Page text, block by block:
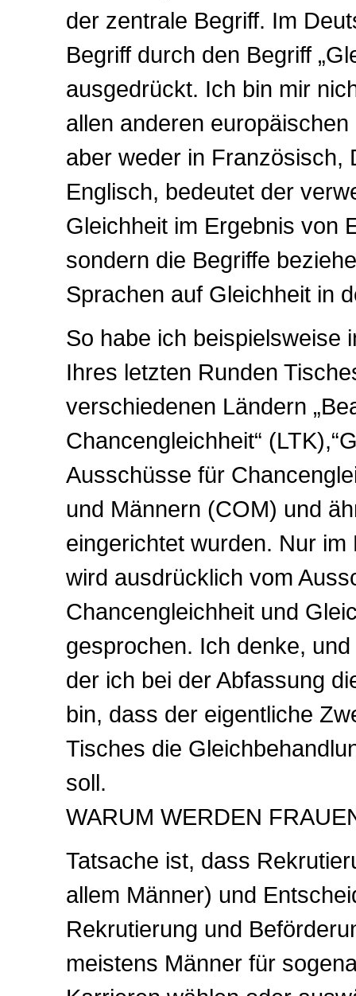
der zentrale Begriff. Im
Begriff durch den Begriff
ausgedrückt. Ich bin mir
allen anderen
aber weder in Französisch,
Englisch, bedeutet der
Gleichheit im Ergebnis von
sondern die Begriffe
Sprachen auf Gleichheit in
So habe ich beispielsweise
Ihres letzten Runden
verschiedenen Ländern
Chancengleichheit“
Ausschüsse für
und Männern (COM) und
eingerichtet wurden. Nur
wird ausdrücklich vom
Chancengleichheit und
gesprochen. Ich denke,
der ich bei der Abfassung
bin, dass der eigentliche
Tisches die
soll.
WARUM WERDEN
Tatsache ist, dass
allem Männer) und
Rekrutierung und
meistens Männer für